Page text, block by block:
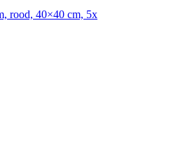
rood, 40×40 cm, 5x